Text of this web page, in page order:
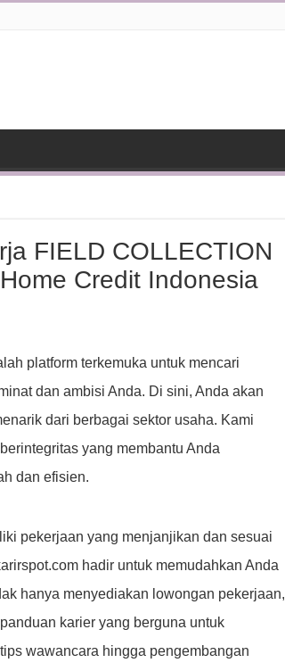
FIELD COLLECTION
Credit Indonesia
platform terkemuka untuk mencari
dan ambisi Anda. Di sini, Anda akan
dari berbagai sektor usaha. Kami
yang membantu Anda
dan efisien.
pekerjaan yang menjanjikan dan sesuai
hadir untuk memudahkan Anda
hanya menyediakan lowongan pekerjaan,
karier yang berguna untuk
wawancara hingga pengembangan